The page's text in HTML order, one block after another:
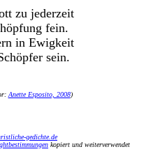
zu jederzeit
fein.
in Ewigkeit
sein.
Anette Esposito, 2008)
gedichte.de
kopiert und weiterverwendet